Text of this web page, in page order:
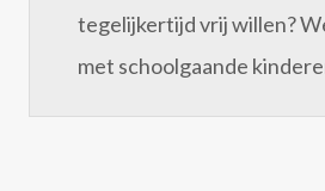
tegelijkertijd vrij willen?
met schoolgaande